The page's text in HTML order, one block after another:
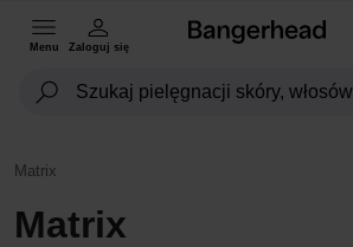
Menu Zaloguj się
Matrix
Matrix